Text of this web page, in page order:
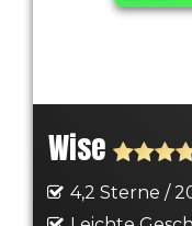
Wise
4,2 Sterne /